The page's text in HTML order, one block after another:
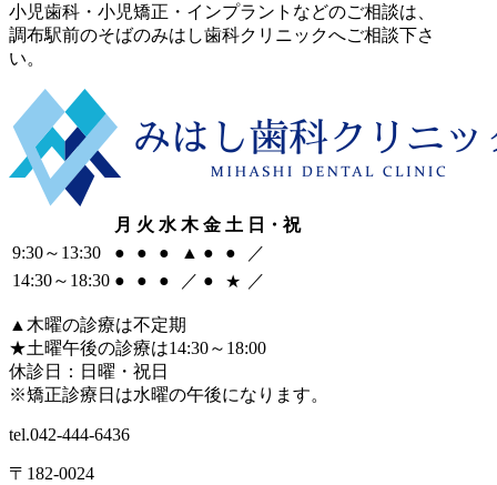
小児歯科・小児矯正・インプラントなどのご相談は、
調布駅前のそばのみはし歯科クリニックへご相談下さ
い。
月 火 水 木 金 土 日・祝
9:30～ 13:30 ● ● ● ▲ ● ●
／
14:30～ 18:30 ● ● ● ／ ● ★ ／
▲ 木曜の診療は不定期
★土曜午後の診療は14:30～18:00
休診日：日曜・祝日
※矯正診療日は水曜の午後になります。
tel.042-444-6436
〒182-0024